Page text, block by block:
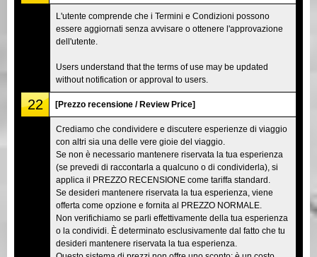
L'utente comprende che i Termini e Condizioni possono
essere aggiornati senza avvisare o ottenere l'approvazione
dell'utente.
Users understand that the terms of use may be updated
without notification or approval to users.
22 [Prezzo recensione / Review Price]
Crediamo che condividere e discutere esperienze di viaggio
con altri sia una delle vere gioie del viaggio.
Se non è necessario mantenere riservata la tua esperienza
(se prevedi di raccontarla a qualcuno o di condividerla), si
applica il PREZZO RECENSIONE come tariffa standard.
Se desideri mantenere riservata la tua esperienza, viene
offerta come opzione e fornita al PREZZO NORMALE.
Non verifichiamo se parli effettivamente della tua esperienza
o la condividi. È determinato esclusivamente dal fatto che tu
desideri mantenere riservata la tua esperienza.